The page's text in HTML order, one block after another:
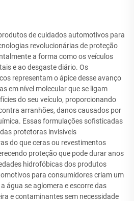
de cuidados automotivos para
revolucionárias de proteção
a forma como os veículos
e ao desgaste diário. Os
representam o ápice desse avanço
em nível molecular que se ligam
do seu veículo, proporcionando
arranhões, danos causados por
Essas formulações sofisticadas
protetoras invisíveis
do que ceras ou revestimentos
proteção que pode durar anos
hidrofóbicas dos produtos
para consumidores criam um
água se aglomera e escorre das
e contaminantes sem necessidade